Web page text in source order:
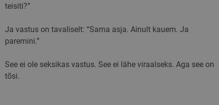
teisiti?”
Ja vastus on tavaliselt: “Sama asja. Ainult kauem. Ja
paremini.”
See ei ole seksikas vastus. See ei lähe viraalseks. Aga see on
tõsi.